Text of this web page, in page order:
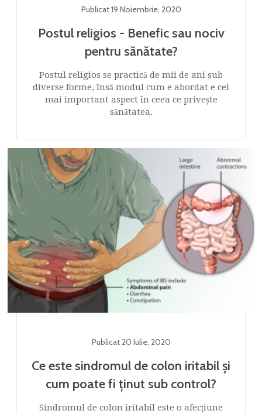
Publicat19 Noiembrie, 2020
Postul religios - Benefic sau nociv
pentru sănătate?
Postul religios se practică de mii de ani sub
diverse forme, însă modul cum e abordat e cel
mai important aspect în ceea ce privește
sănătatea.
Publicat20 Iulie, 2020
Ce este sindromul de colon iritabil și
cum poate fi ținut sub control?
Sindromul de colon iritabil este o afecțiune